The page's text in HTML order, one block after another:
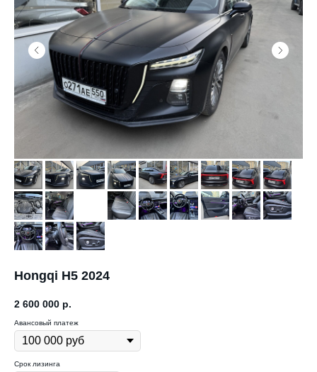
Hongqi H5 2024
2 600 000 р.
Авансовый платеж
Срок лизинга